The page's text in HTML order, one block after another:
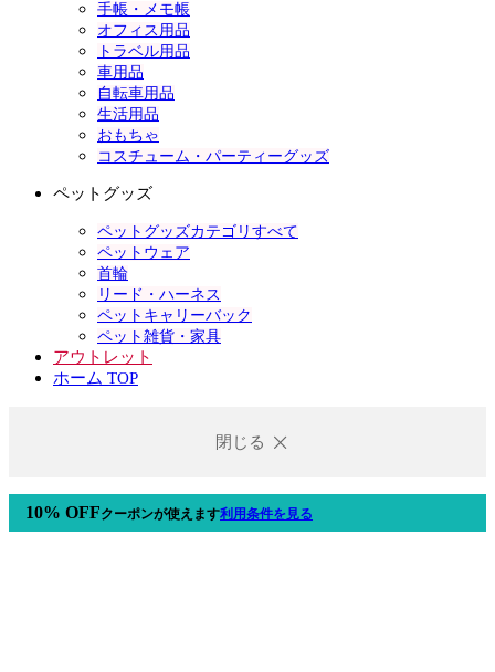
手帳・メモ帳
オフィス用品
トラベル用品
車用品
自転車用品
生活用品
おもちゃ
コスチューム・パーティーグッズ
ペットグッズ
ペットグッズカテゴリすべて
ペットウェア
首輪
リード・ハーネス
ペットキャリーバック
ペット雑貨・家具
アウトレット
ホーム TOP
閉じる
10% OFFクーポンが使えます利用条件を見る